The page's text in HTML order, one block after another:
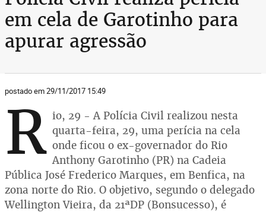
em cela de Garotinho para
apurar agressão
postado em 29/11/2017 15:49
R io, 29 - A Polícia Civil realizou nesta
quarta-feira, 29, uma perícia na cela
onde ficou o ex-governador do Rio
Anthony Garotinho (PR) na Cadeia
Pública José Frederico Marques, em Benfica, na
zona norte do Rio. O objetivo, segundo o delegado
Wellington Vieira, da 21ªDP (Bonsucesso), é